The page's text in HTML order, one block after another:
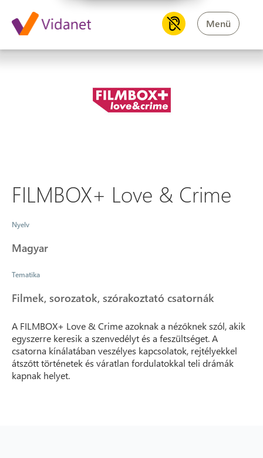
Menü
FILMBOX+ Love & Crime
FILMBOX+ Love & Crime
Nyelv
Magyar
Tematika
Filmek, sorozatok, szórakoztató csatornák
A FILMBOX+ Love & Crime azoknak a nézőknek szól, akik
egyszerre keresik a szenvedélyt és a feszültséget. A
csatorna kínálatában veszélyes kapcsolatok, rejtélyekkel
átszőtt történetek és váratlan fordulatokkal teli drámák
kapnak helyet.